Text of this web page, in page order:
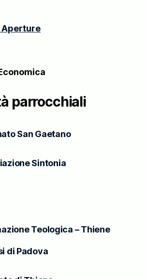
Aperture
parrocchiali
San Gaetano
Sintonia
Teologica – Thiene
di Padova